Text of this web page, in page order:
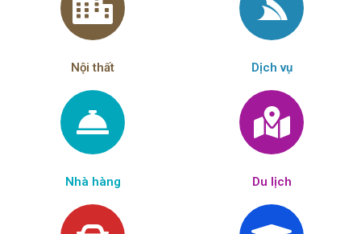
Nội thất Dịch vụ
Nhà hàng Du lịch